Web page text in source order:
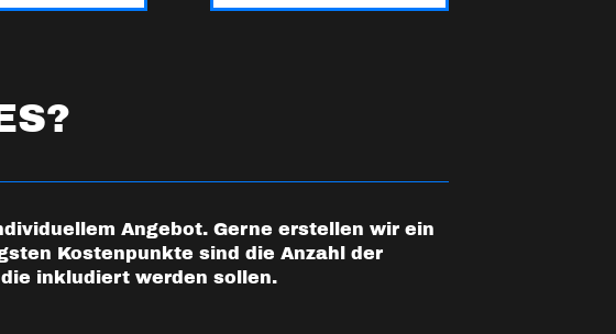
Angebot. Gerne erstellen wir ein
Kostenpunkte sind die Anzahl der
inkludiert werden sollen.